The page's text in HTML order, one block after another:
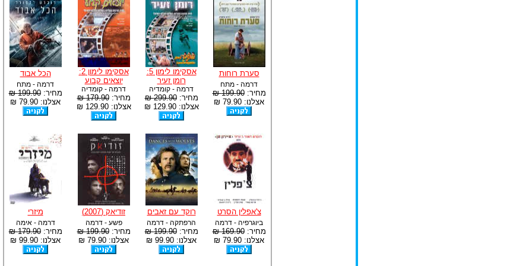
סערת רוחות
דרמה - מתח
מחיר:199.90 ₪
אצלנו: 79.90 ₪
אסקימו לימון 5:
רומן זעיר
דרמה - קומדיה
מחיר:299.90 ₪
אצלנו: 129.90 ₪
אסקימו לימון 2:
יוצאים קבוע
דרמה - קומדיה
מחיר:179.90 ₪
אצלנו: 129.90 ₪
הכל אבוד
דרמה - מתח
מחיר:199.90 ₪
אצלנו: 79.90 ₪
צ'אפלין הסרט
ביוגרפיה - דרמה
מחיר:169.90 ₪
אצלנו: 79.90 ₪
רוקד עם זאבים
הרפתקה - דרמה
מחיר:199.90 ₪
אצלנו: 99.90 ₪
זודיאק (2007)
פשע - דרמה
מחיר:199.90 ₪
אצלנו: 79.90 ₪
מיזרי
דרמה - אימה
מחיר:179.90 ₪
אצלנו: 99.90 ₪